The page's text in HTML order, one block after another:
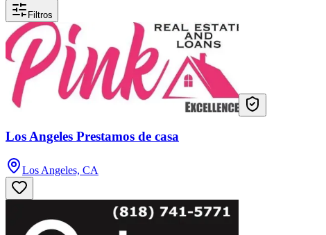
Filtros
Los Angeles Prestamos de casa
Los Angeles, CA